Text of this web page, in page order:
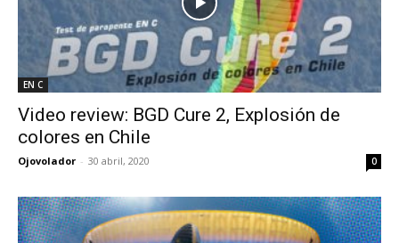
EN C
Video review: BGD Cure 2, Explosión de
colores en Chile
Ojovolador - 30 abril, 2020 0